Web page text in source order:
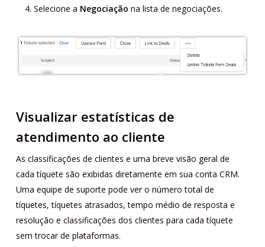
Selecione a Negociação na lista de negociações.
Visualizar estatísticas de
atendimento ao cliente
As classificações de clientes e uma breve visão geral de
cada tíquete são exibidas diretamente em sua conta CRM.
Uma equipe de suporte pode ver o número total de
tíquetes, tíquetes atrasados, tempo médio de resposta e
resolução e classificações dos clientes para cada tíquete
sem trocar de plataformas.